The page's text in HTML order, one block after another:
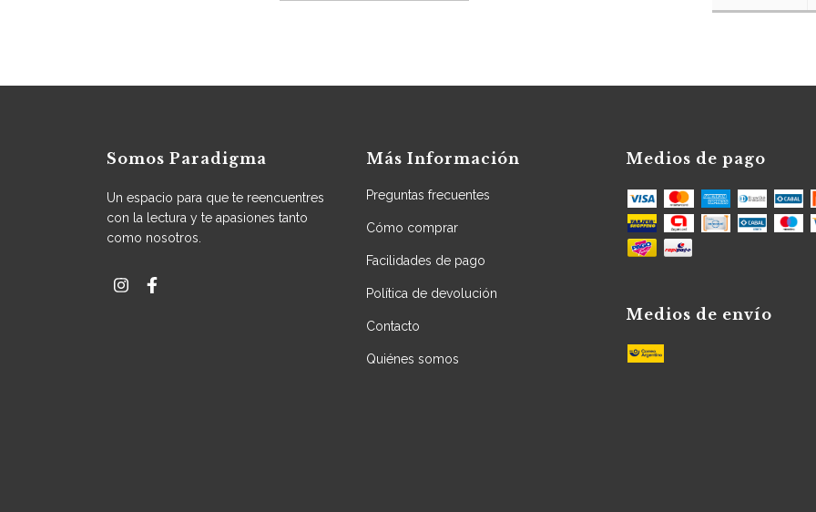
Somos Paradigma
Un espacio para que te reencuentres
con la lectura y te apasiones tanto
como nosotros.
Más Información
Preguntas frecuentes
Cómo comprar
Facilidades de pago
Política de devolución
Contacto
Quiénes somos
Medios de pago
Medios de envío